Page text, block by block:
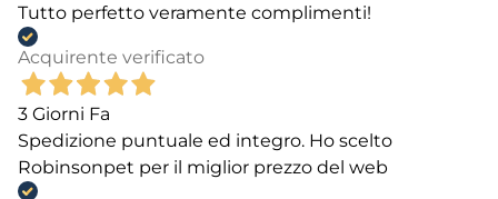
Tutto perfetto veramente complimenti!
Acquirente verificato
3 Giorni Fa
Spedizione puntuale ed integro. Ho scelto
Robinsonpet per il miglior prezzo del web